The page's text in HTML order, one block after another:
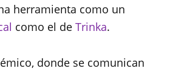
herramienta como un
como el de Trinka.
donde se comunican